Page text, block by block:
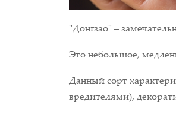
"Донгзао" –
Это небольшое,
Данный сорт
вредителями),